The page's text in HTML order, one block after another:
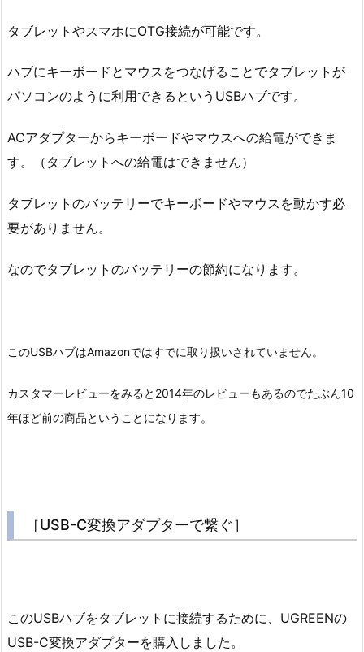
タブレットやスマホにOTG接続が可能です。
ハブにキーボードとマウスをつなげることでタブレットが
パソコンのように利用できるというUSBハブです。
ACアダプターからキーボードやマウスへの給電ができま
す。（タブレットへの給電はできません）
タブレットのバッテリーでキーボードやマウスを動かす必
要がありません。
なのでタブレットのバッテリーの節約になります。
このUSBハブはAmazonではすでに取り扱いされていません。
カスタマーレビューをみると2014年のレビューもあるのでたぶん10
年ほど前の商品ということになります。
［USB-C変換アダプターで繋ぐ］
このUSBハブをタブレットに接続するために、UGREENの
USB-C変換アダプターを購入しました。